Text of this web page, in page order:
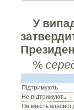
У
%
Підтримують
Не підтримують
Не мають власної